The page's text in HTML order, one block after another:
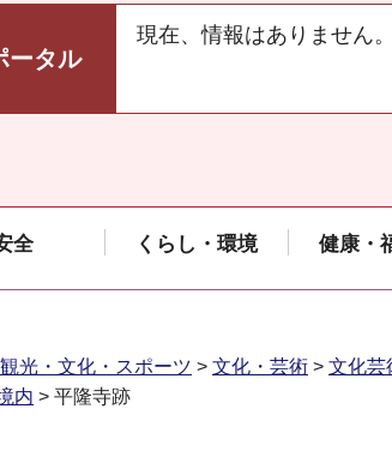
ータル
現在、情報はありません。
全 くらし・環境 健康・
観光・文化・スポーツ > 文化・芸術 > 文化芸
内 > 平隆寺跡